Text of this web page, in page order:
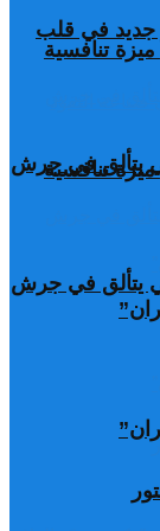
تنافسية
يتألق في جرش
جديد في قلب
تنافسية
يتألق في جرش